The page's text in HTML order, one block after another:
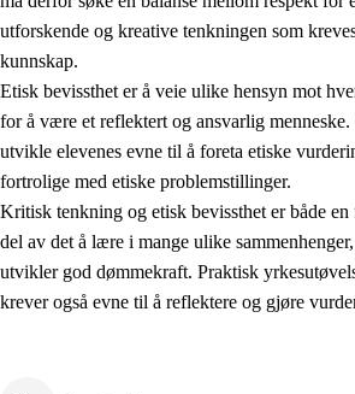
utforskende og kreative tenkningen som
kunnskap.
Etisk bevissthet er å veie ulike hensyn mot
for å være et reflektert og ansvarlig
utvikle elevenes evne til å foreta etiske
fortrolige med etiske problemstillinger.
Kritisk tenkning og etisk bevissthet er både
del av det å lære i mange ulike
utvikler god dømmekraft. Praktisk
krever også evne til å reflektere og gjøre